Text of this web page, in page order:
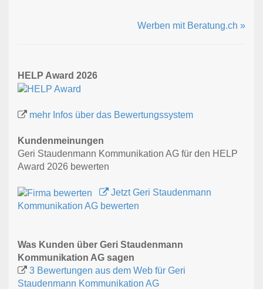
Werben mit Beratung.ch »
HELP Award 2026
mehr Infos über das Bewertungssystem
Kundenmeinungen
Geri Staudenmann Kommunikation AG für den HELP
Award 2026 bewerten
Jetzt Geri Staudenmann
Kommunikation AG bewerten
Was Kunden über Geri Staudenmann
Kommunikation AG sagen
3 Bewertungen aus dem Web für Geri
Staudenmann Kommunikation AG